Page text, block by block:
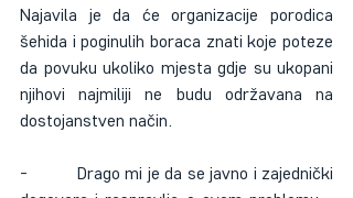
Najavila je da će organizacije porodica
šehida i poginulih boraca znati koje poteze
da povuku ukoliko mjesta gdje su ukopani
njihovi najmiliji ne budu održavana na
dostojanstven način.
-          Drago mi je da se javno i zajednički